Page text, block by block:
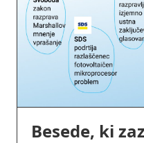
Besede, ki